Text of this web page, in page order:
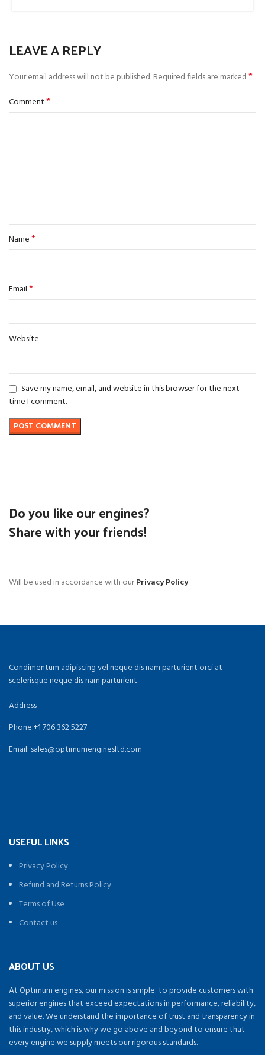
LEAVE A REPLY
Your email address will not be published.Required fields are marked*
Comment*
Name*
Email*
Website
Save my name, email, and website in this browser for the next
time I comment.
Do you like our engines?
Share with your friends!
Will be used in accordance with ourPrivacy Policy
Condimentum adipiscing vel neque dis nam parturient orci at
scelerisque neque dis nam parturient.
Address
Phone:+1 706 362 5227
Email: sales@optimumenginesltd.com
USEFUL LINKS
Privacy Policy
Refund and Returns Policy
Terms of Use
Contact us
ABOUT US
At Optimum engines, our mission is simple: to provide customers with
superior engines that exceed expectations in performance, reliability,
and value. We understand the importance of trust and transparency in
this industry, which is why we go above and beyond to ensure that
every engine we supply meets our rigorous standards.